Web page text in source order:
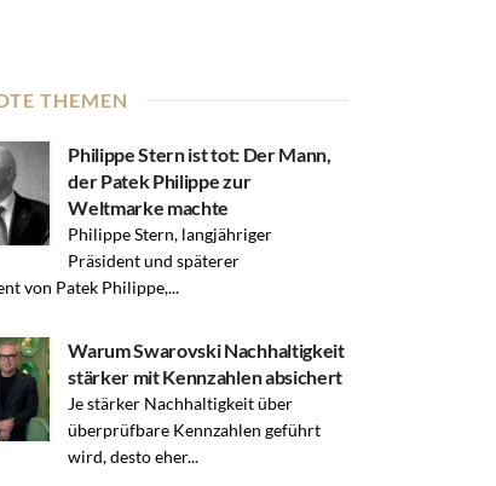
THEMEN
Philippe Stern ist tot: Der Mann,
der Patek Philippe zur
Weltmarke machte
Philippe Stern, langjähriger
Präsident und späterer
von Patek Philippe,...
Warum Swarovski Nachhaltigkeit
stärker mit Kennzahlen absichert
Je stärker Nachhaltigkeit über
überprüfbare Kennzahlen geführt
wird, desto eher...